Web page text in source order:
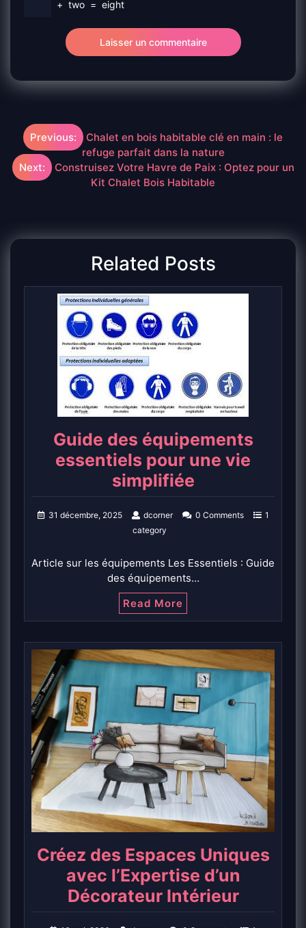
+ two = eight
Navigation
de
Previous:
Chalet en bois habitable clé en main : le
refuge parfait dans la nature
Next:
Construisez Votre Havre de Paix : Optez pour un
Kit Chalet Bois Habitable
Related Posts
Guide des équipements
essentiels pour une vie
simplifiée
31 décembre, 2025 dcorner 0 Comments
1
category
Article sur les équipements Les Essentiels : Guide
des équipements…
Read More
Créez des Espaces Uniques
avec l’Expertise d’un
Décorateur Intérieur